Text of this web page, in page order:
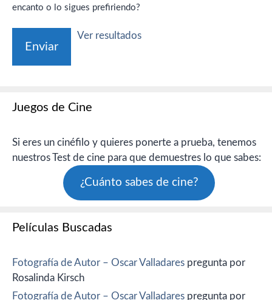
encanto o lo sigues prefiriendo?
Ver resultados
Juegos de Cine
Si eres un cinéfilo y quieres ponerte a prueba, tenemos
nuestros Test de cine para que demuestres lo que sabes:
¿Cuánto sabes de cine?
Películas Buscadas
Fotografía de Autor – Oscar Valladares pregunta por
Rosalinda Kirsch
Fotografía de Autor – Oscar Valladares pregunta por